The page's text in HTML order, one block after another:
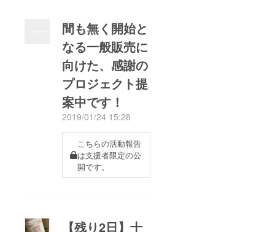
間も無く開始と
なる一般販売に
向けた、感謝の
プロジェクト提
案中です！
2019/01/24 15:28
こちらの活動報告
は支援者限定の公
開です。
【残り2日】十